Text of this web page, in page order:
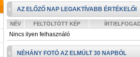
AZ ELŐZŐ NAP LEGAKTÍVABB ÉRTÉKELŐI
NÉV FELTÖLTÖTT KÉP ÍRT/
Nincs ilyen felhasználó
NÉHÁNY FOTÓ AZ ELMÚLT 30 NAPBÓL